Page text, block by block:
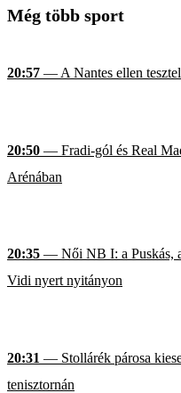
Még több sport
20:57 — A Nantes ellen
20:50 — Fradi-gól és Real
Arénában
20:35 — Női NB I: a Puskás,
Vidi nyert nyitányon
20:31 — Stollárék párosa
tenisztornán